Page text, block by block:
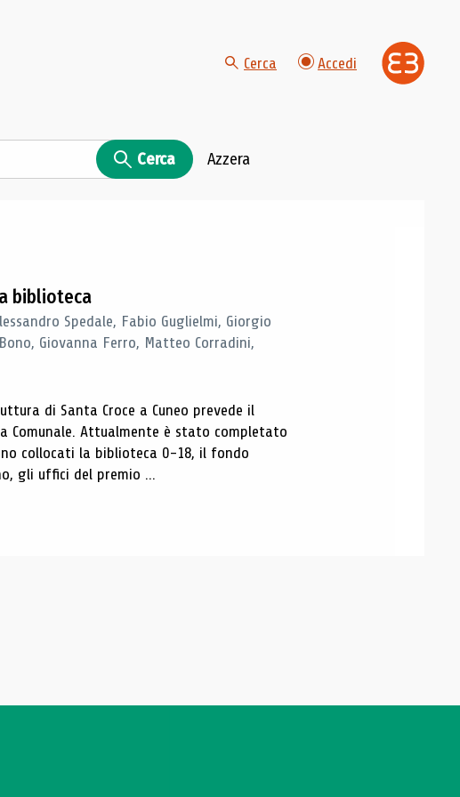
Cerca Accedi
Cerca Azzera
biblioteca
Spedale, Fabio Guglielmi, Giorgio
Giovanna Ferro, Matteo Corradini,
di Santa Croce a Cuneo prevede il
Comunale. Attualmente è stato completato
collocati la biblioteca 0-18, il fondo
gli uffici del premio ...